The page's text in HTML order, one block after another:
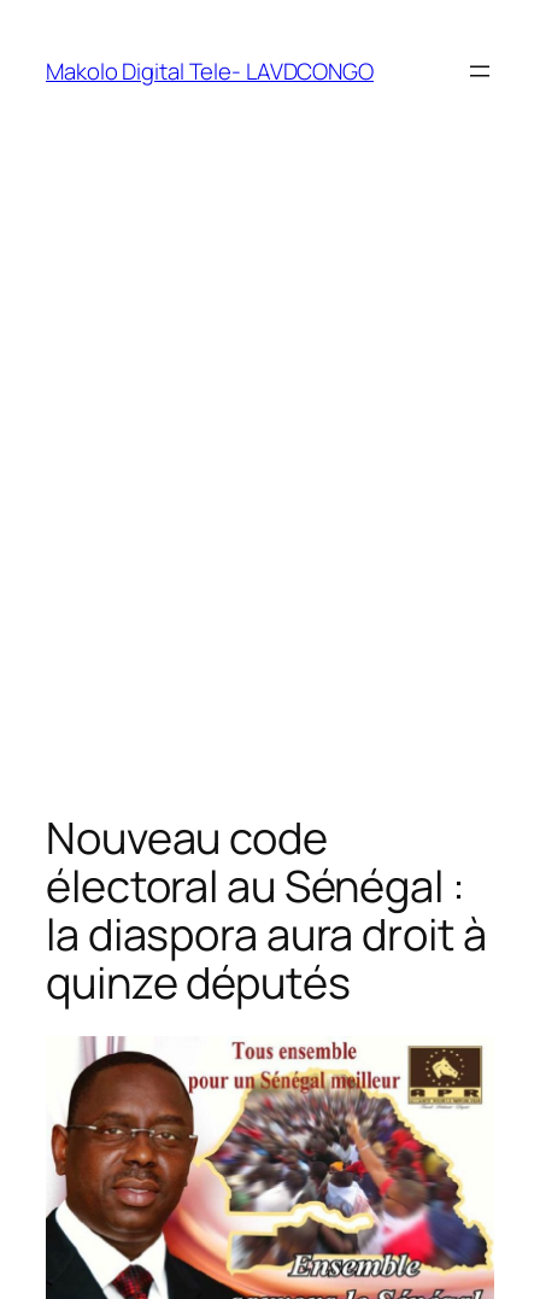
Makolo Digital Tele- LAVDCONGO
Nouveau code
électoral au Sénégal :
la diaspora aura droit à
quinze députés